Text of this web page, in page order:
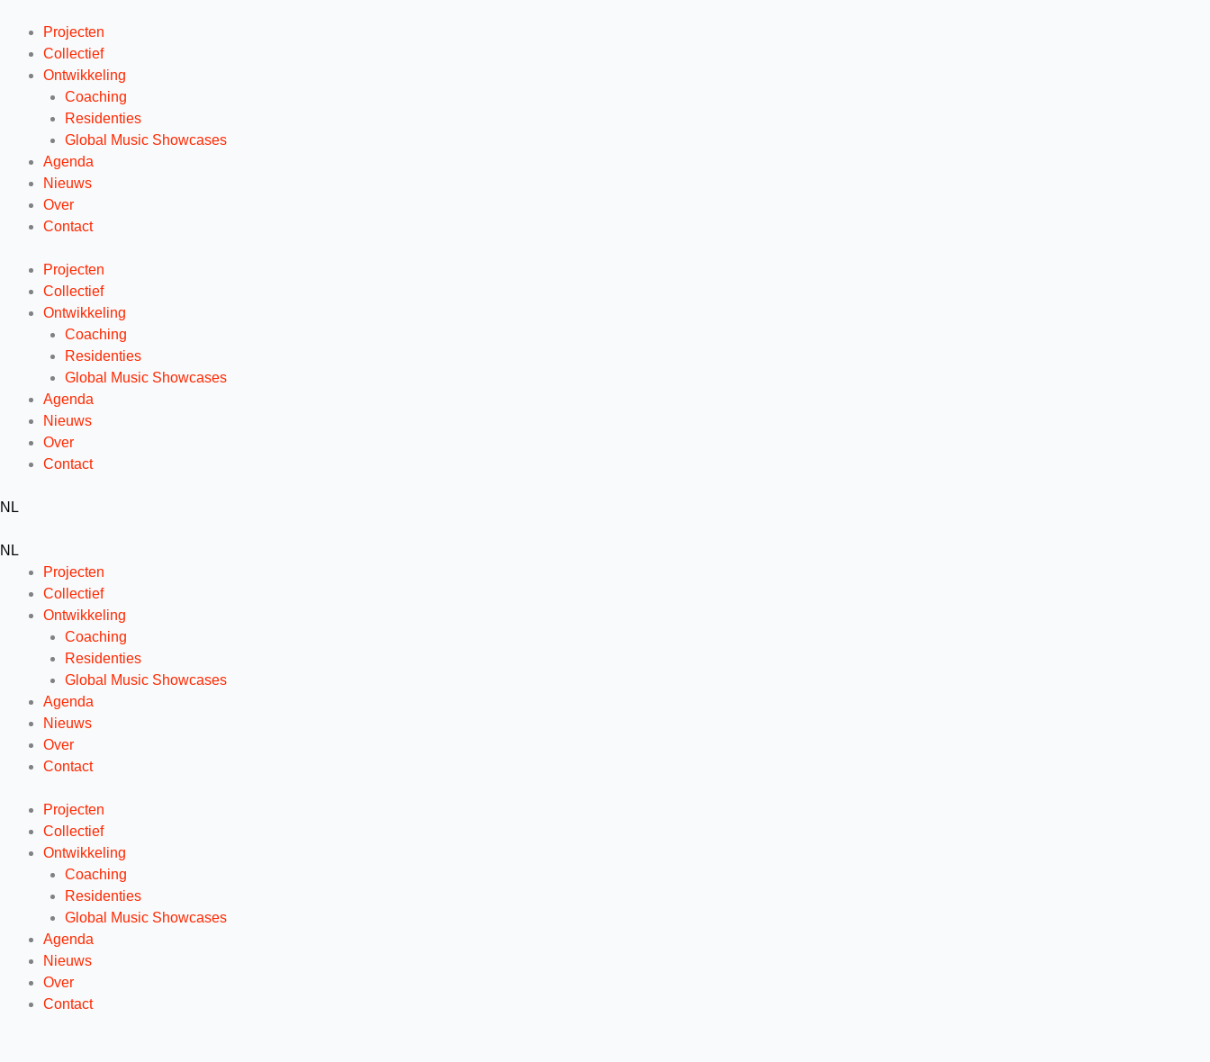
inhoud
Projecten
Collectief
Ontwikkeling
Coaching
Residenties
Global Music Showcases
Agenda
Nieuws
Over
Contact
Projecten
Collectief
Ontwikkeling
Coaching
Residenties
Global Music Showcases
Agenda
Nieuws
Over
Contact
NL
NL
Projecten
Collectief
Ontwikkeling
Coaching
Residenties
Global Music Showcases
Agenda
Nieuws
Over
Contact
Projecten
Collectief
Ontwikkeling
Coaching
Residenties
Global Music Showcases
Agenda
Nieuws
Over
Contact